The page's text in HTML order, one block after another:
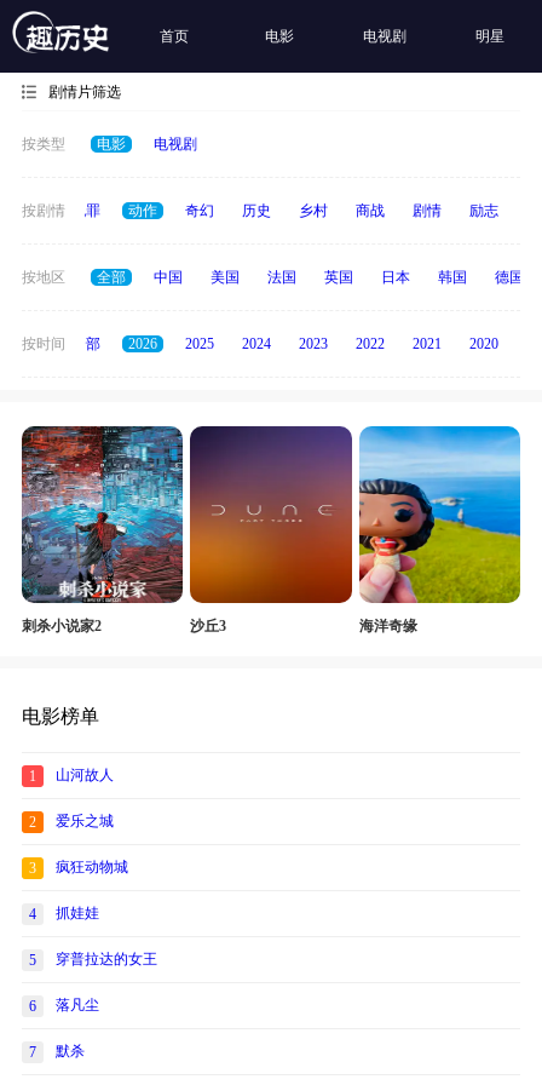
首页 电影 电视剧 明星
剧情片筛选
按类型 电影 电视剧
按剧情
偶像 犯罪 动作 奇幻 历史 乡村 商战 剧情 励志
按地区 全部 中国 美国 法国 英国 日本 韩国 德国
按时间 全部 2026 2025 2024 2023 2022 2021 2020
刺杀小说家2 沙丘3 海洋奇缘
电影榜单
1 山河故人
2 爱乐之城
3 疯狂动物城
4 抓娃娃
5 穿普拉达的女王
6 落凡尘
7 默杀